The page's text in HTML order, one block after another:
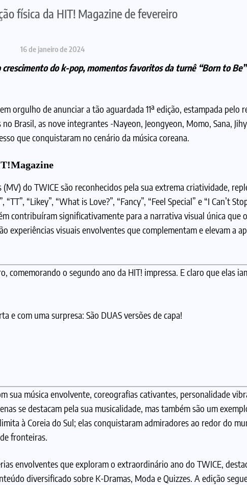
física da HIT! Magazine de fevereiro
16 de janeiro de 2024
do k-pop, momentos favoritos da turnê “Born to
orgulho de anunciar a tão aguardada 11ª edição, estampada pelo
Brasil, as nove integrantes -Nayeon, Jeongyeon, Momo, Sana,
que conquistaram no cenário da música coreana.
ine
do TWICE são reconhecidos pela sua extrema criatividade,
“Likey”, “What is Love?”, “Fancy”, “Feel Special” e “I Can’t
contribuíram significativamente para a narrativa visual única que
experiências visuais envolventes que complementam e elevam a
comemorando o segundo ano da HIT! impressa. E claro que elas
e com uma surpresa: São DUAS versões de capa!
sua música envolvente, coreografias cativantes, personalidade
se destacam pela sua musicalidade, mas também são um
à Coreia do Sul; elas conquistaram admiradores ao redor do
fronteiras.
envolventes que exploram o extraordinário ano do TWICE,
diversificado sobre K-Dramas, Moda e Quizzes. A edição